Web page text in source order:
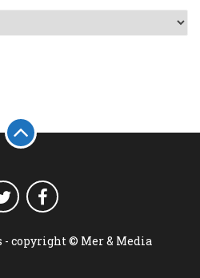
- copyright © Mer & Media